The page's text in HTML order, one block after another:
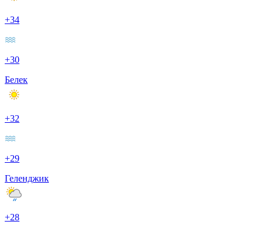
+34
+30
Белек
+32
+29
Геленджик
+28